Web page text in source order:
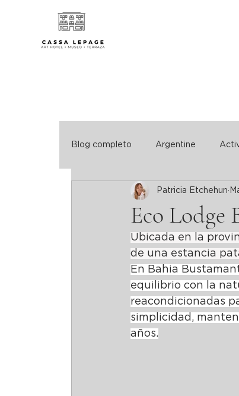
Blog completo Argentine
Eco Lodge
Patricia Etchehun
Ubicada en la
de una estancia
En Bahia
equilibrio con la
reacondicionadas
simplicidad,
años.